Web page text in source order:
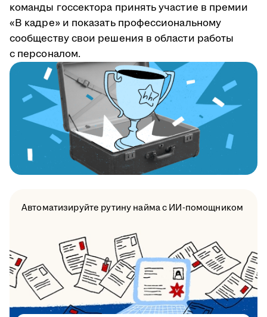
команды госсектора принять участие в премии
«В кадре» и показать профессиональному
сообществу свои решения в области работы
с персоналом.
Автоматизируйте рутину найма с ИИ-помощником